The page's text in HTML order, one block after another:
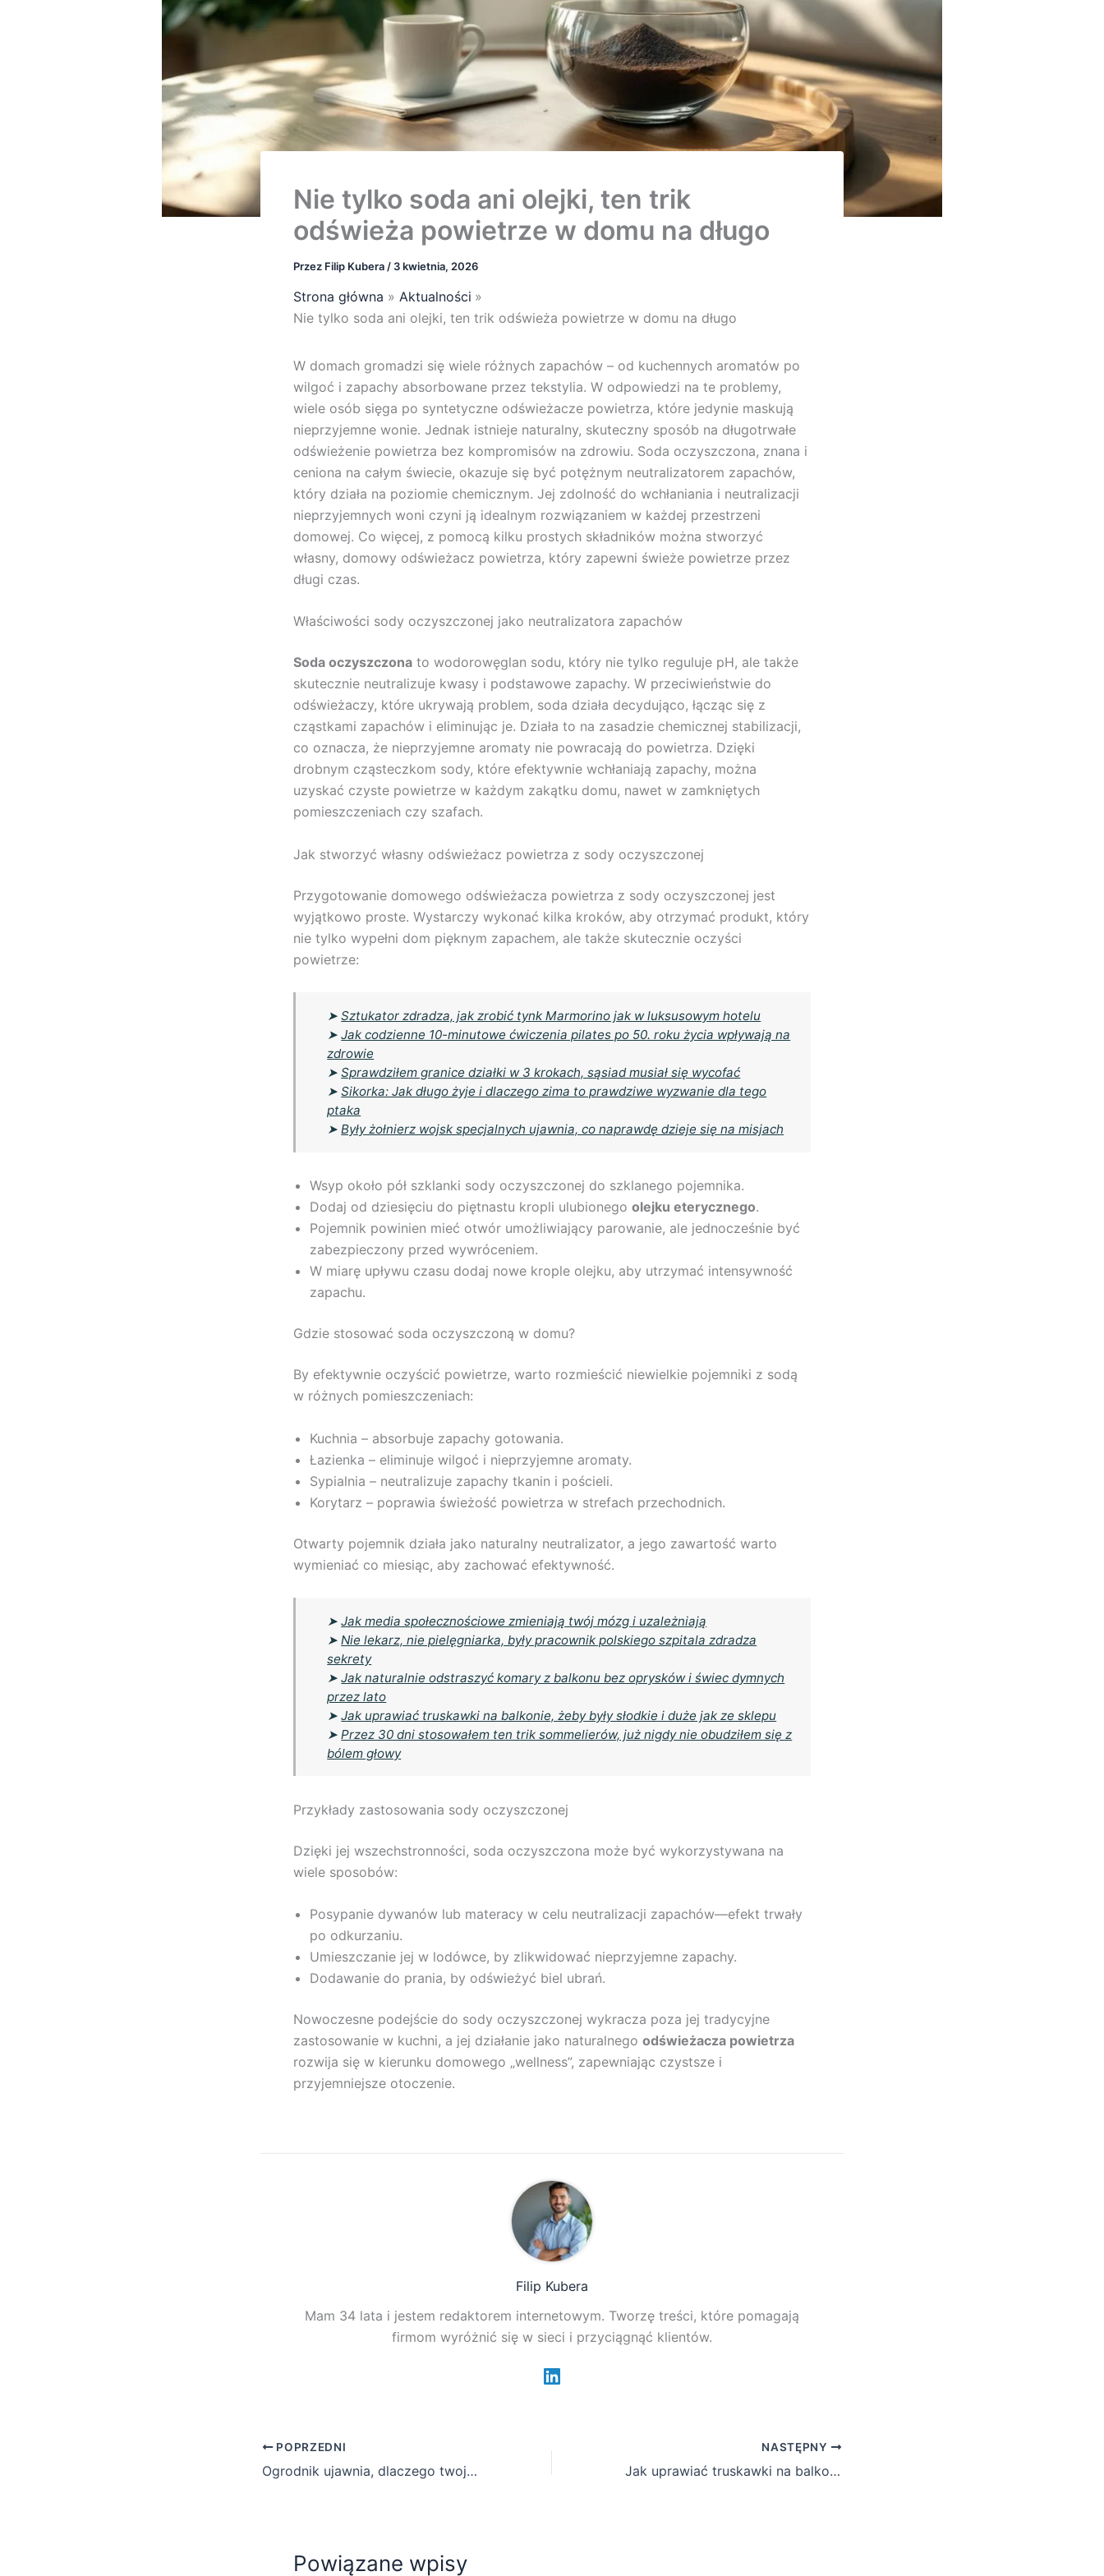
Nie tylko soda ani olejki, ten trik
odświeża powietrze w domu na długo
Przez Filip Kubera / 3 kwietnia, 2026
Strona główna
Aktualności
Nie tylko soda ani olejki, ten trik odświeża powietrze w domu na długo
W domach gromadzi się wiele różnych zapachów – od kuchennych aromatów po
wilgoć i zapachy absorbowane przez tekstylia. W odpowiedzi na te problemy,
wiele osób sięga po syntetyczne odświeżacze powietrza, które jedynie maskują
nieprzyjemne wonie. Jednak istnieje naturalny, skuteczny sposób na długotrwałe
odświeżenie powietrza bez kompromisów na zdrowiu. Soda oczyszczona, znana i
ceniona na całym świecie, okazuje się być potężnym neutralizatorem zapachów,
który działa na poziomie chemicznym. Jej zdolność do wchłaniania i neutralizacji
nieprzyjemnych woni czyni ją idealnym rozwiązaniem w każdej przestrzeni
domowej. Co więcej, z pomocą kilku prostych składników można stworzyć
własny, domowy odświeżacz powietrza, który zapewni świeże powietrze przez
długi czas.
Właściwości sody oczyszczonej jako neutralizatora zapachów
Soda oczyszczona to wodorowęglan sodu, który nie tylko reguluje pH, ale także
skutecznie neutralizuje kwasy i podstawowe zapachy. W przeciwieństwie do
odświeżaczy, które ukrywają problem, soda działa decydująco, łącząc się z
cząstkami zapachów i eliminując je. Działa to na zasadzie chemicznej stabilizacji,
co oznacza, że nieprzyjemne aromaty nie powracają do powietrza. Dzięki
drobnym cząsteczkom sody, które efektywnie wchłaniają zapachy, można
uzyskać czyste powietrze w każdym zakątku domu, nawet w zamkniętych
pomieszczeniach czy szafach.
Jak stworzyć własny odświeżacz powietrza z sody oczyszczonej
Przygotowanie domowego odświeżacza powietrza z sody oczyszczonej jest
wyjątkowo proste. Wystarczy wykonać kilka kroków, aby otrzymać produkt, który
nie tylko wypełni dom pięknym zapachem, ale także skutecznie oczyści
powietrze:
➤Sztukator zdradza, jak zrobić tynk Marmorino jak w luksusowym hotelu
➤Jak codzienne 10-minutowe ćwiczenia pilates po 50. roku życia wpływają na
zdrowie
➤Sprawdziłem granice działki w 3 krokach, sąsiad musiał się wycofać
➤Sikorka: Jak długo żyje i dlaczego zima to prawdziwe wyzwanie dla tego
ptaka
➤Były żołnierz wojsk specjalnych ujawnia, co naprawdę dzieje się na misjach
Wsyp około pół szklanki sody oczyszczonej do szklanego pojemnika.
Dodaj od dziesięciu do piętnastu kropli ulubionego olejku eterycznego.
Pojemnik powinien mieć otwór umożliwiający parowanie, ale jednocześnie być
zabezpieczony przed wywróceniem.
W miarę upływu czasu dodaj nowe krople olejku, aby utrzymać intensywność
zapachu.
Gdzie stosować soda oczyszczoną w domu?
By efektywnie oczyścić powietrze, warto rozmieścić niewielkie pojemniki z sodą
w różnych pomieszczeniach:
Kuchnia – absorbuje zapachy gotowania.
Łazienka – eliminuje wilgoć i nieprzyjemne aromaty.
Sypialnia – neutralizuje zapachy tkanin i pościeli.
Korytarz – poprawia świeżość powietrza w strefach przechodnich.
Otwarty pojemnik działa jako naturalny neutralizator, a jego zawartość warto
wymieniać co miesiąc, aby zachować efektywność.
➤Jak media społecznościowe zmieniają twój mózg i uzależniają
➤Nie lekarz, nie pielęgniarka, były pracownik polskiego szpitala zdradza
sekrety
➤Jak naturalnie odstraszyć komary z balkonu bez oprysków i świec dymnych
przez lato
➤Jak uprawiać truskawki na balkonie, żeby były słodkie i duże jak ze sklepu
➤Przez 30 dni stosowałem ten trik sommelierów, już nigdy nie obudziłem się z
bólem głowy
Przykłady zastosowania sody oczyszczonej
Dzięki jej wszechstronności, soda oczyszczona może być wykorzystywana na
wiele sposobów:
Posypanie dywanów lub materacy w celu neutralizacji zapachów—efekt trwały
po odkurzaniu.
Umieszczanie jej w lodówce, by zlikwidować nieprzyjemne zapachy.
Dodawanie do prania, by odświeżyć biel ubrań.
Nowoczesne podejście do sody oczyszczonej wykracza poza jej tradycyjne
zastosowanie w kuchni, a jej działanie jako naturalnego odświeżacza powietrza
rozwija się w kierunku domowego „wellness”, zapewniając czystsze i
przyjemniejsze otoczenie.
Filip Kubera
Mam 34 lata i jestem redaktorem internetowym. Tworzę treści, które pomagają
firmom wyróżnić się w sieci i przyciągnąć klientów.
POPRZEDNI
Ogrodnik ujawnia, dlaczego twoje pomidory koktajlowe pękają po podlaniu
NASTĘPNY
Jak uprawiać truskawki na balkonie, żeby były słodkie i duże jak ze sklepu
Powiązane wpisy